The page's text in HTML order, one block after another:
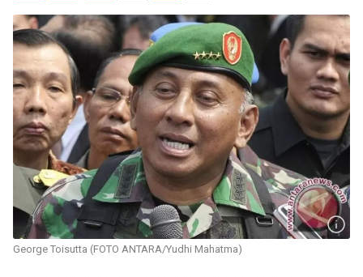
George Toisutta (FOTO ANTARA/Yudhi Mahatma)